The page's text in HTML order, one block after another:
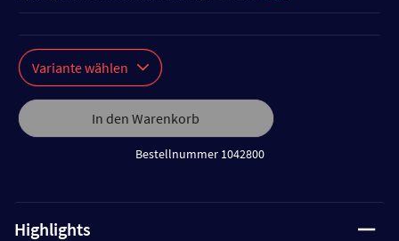
Variante wählen
In den Warenkorb
Bestellnummer 1042800
Highlights